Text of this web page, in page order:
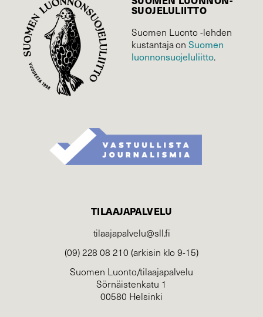
SUOJELU­LIITTO
Suomen Luonto -lehden
kustantaja onSuomen
luonnonsuojelu­liitto.
TILAAJAPALVELU
tilaajapalvelu@sll.fi
(09) 228 08 210 (arkisin klo 9-15)
Suomen Luonto/tilaajapalvelu
Sörnäistenkatu 1
00580 Helsinki